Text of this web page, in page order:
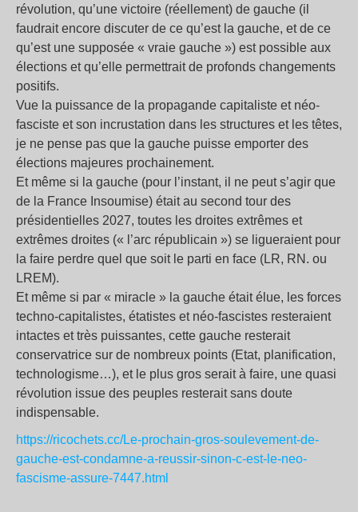
révolution, qu’une victoire (réellement) de gauche (il
faudrait encore discuter de ce qu’est la gauche, et de ce
qu’est une supposée « vraie gauche ») est possible aux
élections et qu’elle permettrait de profonds changements
positifs.
Vue la puissance de la propagande capitaliste et néo-
fasciste et son incrustation dans les structures et les têtes,
je ne pense pas que la gauche puisse emporter des
élections majeures prochainement.
Et même si la gauche (pour l’instant, il ne peut s’agir que
de la France Insoumise) était au second tour des
présidentielles 2027, toutes les droites extrêmes et
extrêmes droites (« l’arc républicain ») se ligueraient pour
la faire perdre quel que soit le parti en face (LR, RN. ou
LREM).
Et même si par « miracle » la gauche était élue, les forces
techno-capitalistes, étatistes et néo-fascistes resteraient
intactes et très puissantes, cette gauche resterait
conservatrice sur de nombreux points (Etat, planification,
technologisme…), et le plus gros serait à faire, une quasi
révolution issue des peuples resterait sans doute
indispensable.
https://ricochets.cc/Le-prochain-gros-soulevement-de-
gauche-est-condamne-a-reussir-sinon-c-est-le-neo-
fascisme-assure-7447.html